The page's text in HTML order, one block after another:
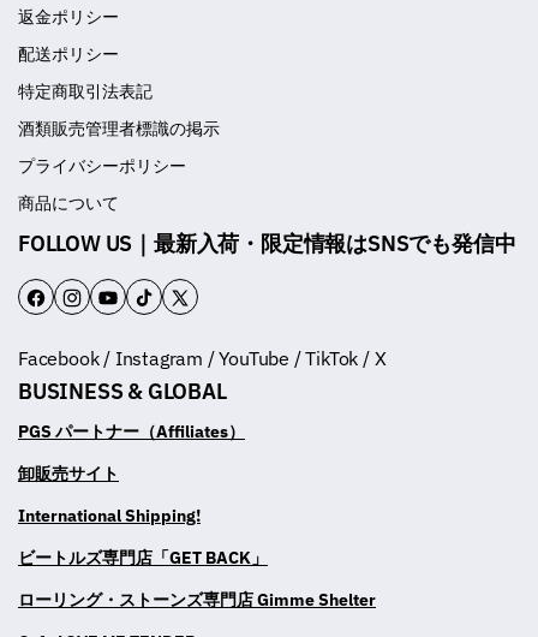
返金ポリシー
配送ポリシー
特定商取引法表記
酒類販売管理者標識の掲示
プライバシーポリシー
商品について
FOLLOW US｜最新入荷・限定情報はSNSでも発信中
F
c
e
b
o
k
I
s
t
a
a
m
Y
u
T
u
T
k
T
o
T
i
t
t
Facebook / Instagram / YouTube / TikTok / X
BUSINESS & GLOBAL
PGS パートナー（Affiliates）
卸販売サイト
International Shipping!
ビートルズ専門店「GET BACK」
ローリング・ストーンズ専門店 Gimme Shelter